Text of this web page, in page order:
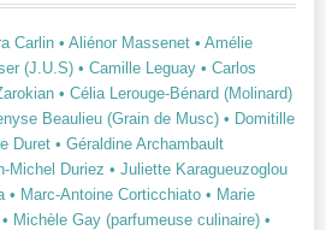
Carlin • Aliénor Massenet • Amélie
(J.U.S) • Camille Leguay • Carlos
• Célia Lerouge-Bénard (Molinard)
Beaulieu (Grain de Musc) • Domitille
Duret • Géraldine Archambault
Michel Duriez • Juliette Karagueuzoglou
• Marc-Antoine Corticchiato • Marie
• Michèle Gay (parfumeuse culinaire) •